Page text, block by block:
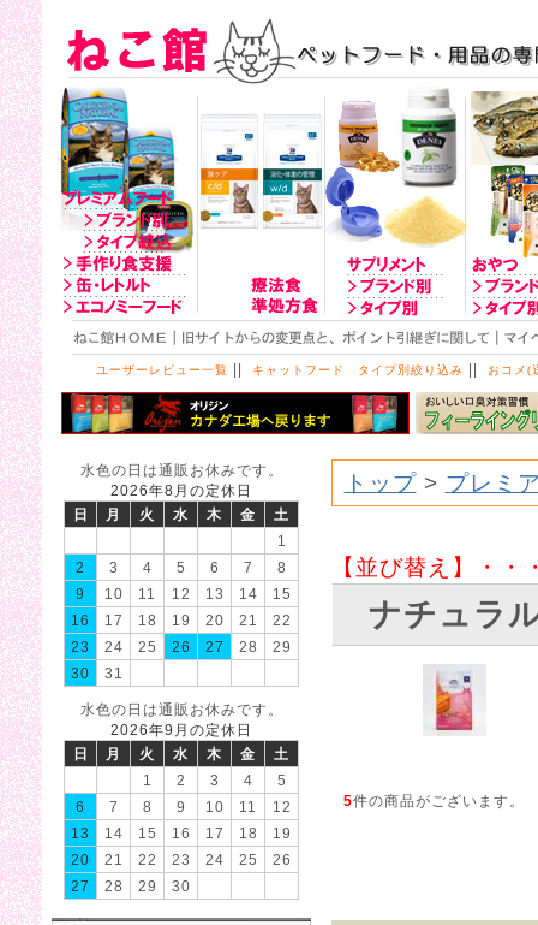
ユーザーレビュー一覧 || キャットフード タイプ別絞り込み || おコメ(
水色の日は通販お休みです。
2026年8月の定休日
日
月 火 水 木 金
土
1
2
3 4 5 6 7
8
9
10 11 12 13 14
15
16
17 18 19 20 21
22
23
24 25 26 27 28
29
30
31
水色の日は通販お休みです。
2026年9月の定休日
日
月 火 水 木 金
土
1
2 3 4
5
6
7 8 9 10 11
12
13
14 15 16 17 18
19
20
21 22 23 24 25
26
27
28 29 30
トップ> プレミ
【並び替え】・・
ナチュラ
5件の商品がございます。